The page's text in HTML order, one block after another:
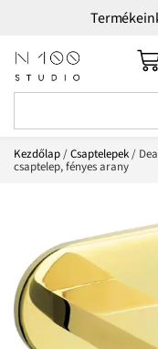
Kezdőlap/Csaptelepek/
csaptelep, fényes arany